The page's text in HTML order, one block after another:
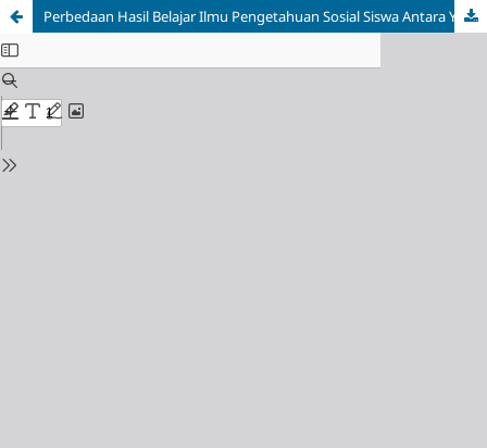
Perbedaan Hasil Belajar Ilmu Pengetahuan Sosial Siswa Antara Yang Menggunakan Media Power Point Dengan Yang Tidak menggunakan Media Power Point Di Kelas VIII SMP Negeri 31 Seluma